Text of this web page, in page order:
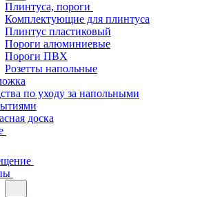
Плинтуса, пороги
Комплектующие для плинтуса
Плинтус пластиковый
Пороги алюминиевые
Пороги ПВХ
Розетты напольные
по уходу за напольными
доска